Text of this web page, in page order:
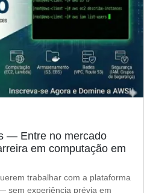
— Entre no mercado
em computação em
trabalhar com a plataforma
sem experiência prévia em